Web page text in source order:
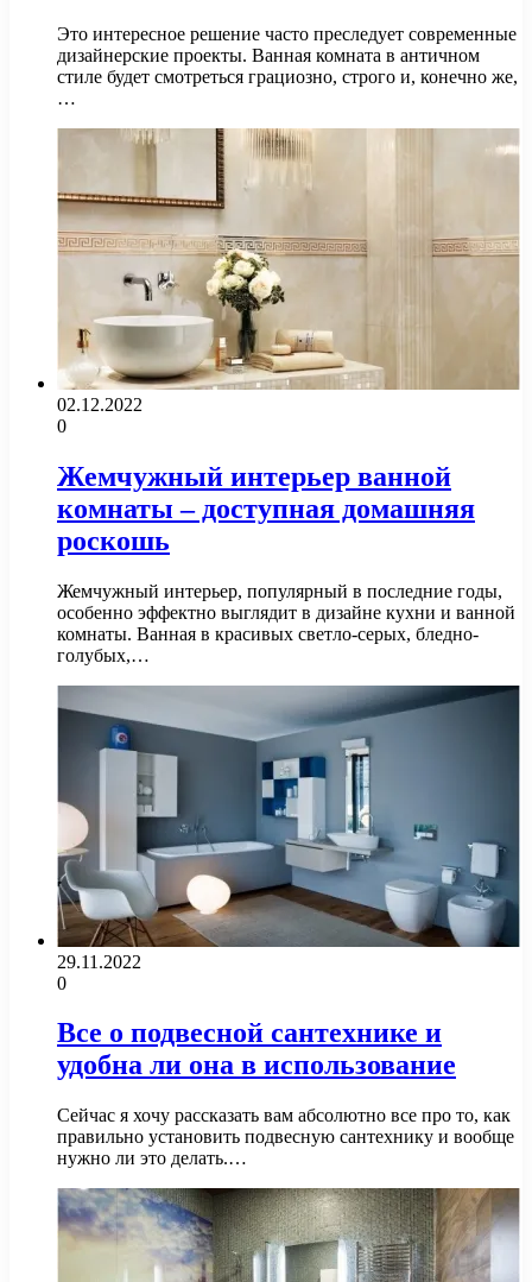
Это интересное решение часто преследует современные
дизайнерские проекты. Ванная комната в античном
стиле будет смотреться грациозно, строго и, конечно же,
…
02.12.2022
0
Жемчужный интерьер ванной
комнаты – доступная домашняя
роскошь
Жемчужный интерьер, популярный в последние годы,
особенно эффектно выглядит в дизайне кухни и ванной
комнаты. Ванная в красивых светло-серых, бледно-
голубых,…
29.11.2022
0
Все о подвесной сантехнике и
удобна ли она в использование
Сейчас я хочу рассказать вам абсолютно все про то, как
правильно установить подвесную сантехнику и вообще
нужно ли это делать.…